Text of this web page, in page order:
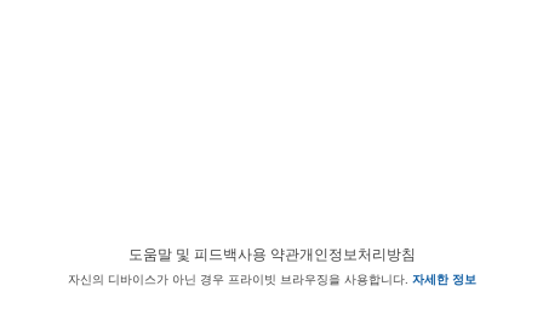
도움말 및 피드백사용 약관개인정보처리방침
자신의 디바이스가 아닌 경우 프라이빗 브라우징을 사용합니다. 자세한 정보